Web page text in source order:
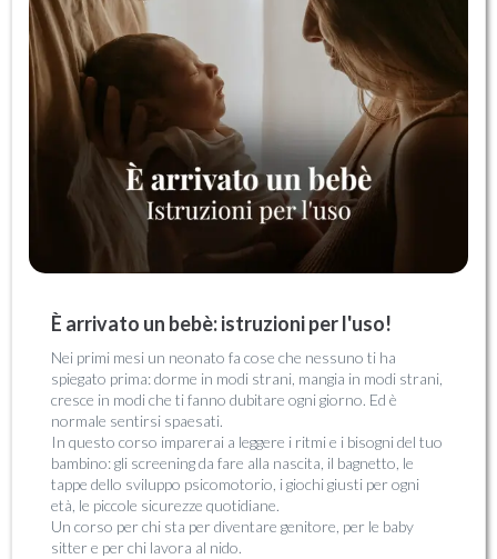
È arrivato un bebè: istruzioni per l'uso!
Nei primi mesi un neonato fa cose che nessuno ti ha
spiegato prima: dorme in modi strani, mangia in modi strani,
cresce in modi che ti fanno dubitare ogni giorno. Ed è
normale sentirsi spaesati.
In questo corso imparerai a leggere i ritmi e i bisogni del tuo
bambino: gli screening da fare alla nascita, il bagnetto, le
tappe dello sviluppo psicomotorio, i giochi giusti per ogni
età, le piccole sicurezze quotidiane.
Un corso per chi sta per diventare genitore, per le baby
sitter e per chi lavora al nido.